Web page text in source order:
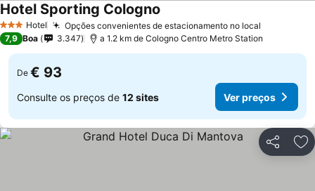
3 EstrelasHotel Opções convenientes de estacionamento no local
Hotel Sporting Cologno
7,9 Boa 3.347 a 1.2 km de Cologno Centro Metro Station
De € 93
Consulte os preços de 12 sites Ver preços
Partilhar